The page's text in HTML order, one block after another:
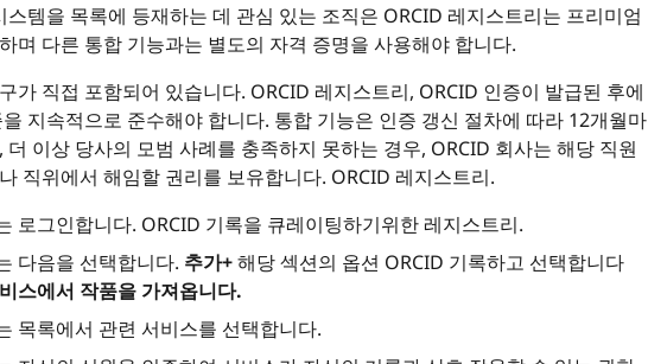
스템을 목록에 등재하는 데 관심 있는 조직은 ORCID 레지스트리는 프리미엄
며 다른 통합 기능과는 별도의 자격 증명을 사용해야 합니다.
가 직접 포함되어 있습니다. ORCID 레지스트리, ORCID 인증이 발급된 후에
지속적으로 준수해야 합니다. 통합 기능은 인증 갱신 절차에 따라 12개월마
더 이상 당사의 모범 사례를 충족하지 못하는 경우, ORCID 회사는 해당 직원
직위에서 해임할 권리를 보유합니다. ORCID 레지스트리.
로그인합니다. ORCID 기록을 큐레이팅하기위한 레지스트리.
다음을 선택합니다. 추가+해당 섹션의 옵션 ORCID 기록하고 선택합니다
스에서 작품을 가져옵니다.
목록에서 관련 서비스를 선택합니다.